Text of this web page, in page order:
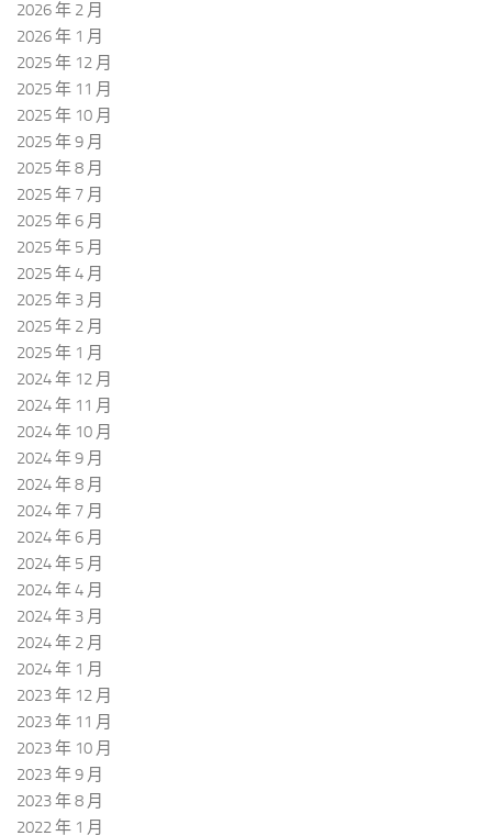
2026 年 2 月
2026 年 1 月
2025 年 12 月
2025 年 11 月
2025 年 10 月
2025 年 9 月
2025 年 8 月
2025 年 7 月
2025 年 6 月
2025 年 5 月
2025 年 4 月
2025 年 3 月
2025 年 2 月
2025 年 1 月
2024 年 12 月
2024 年 11 月
2024 年 10 月
2024 年 9 月
2024 年 8 月
2024 年 7 月
2024 年 6 月
2024 年 5 月
2024 年 4 月
2024 年 3 月
2024 年 2 月
2024 年 1 月
2023 年 12 月
2023 年 11 月
2023 年 10 月
2023 年 9 月
2023 年 8 月
2022 年 1 月